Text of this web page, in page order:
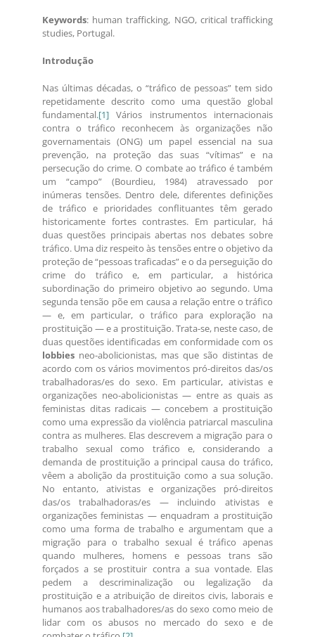
Keywords: human trafficking, NGO, critical trafficking
studies, Portugal.
Introdução
Nas últimas décadas, o “tráfico de pessoas” tem sido
repetidamente descrito como uma questão global
fundamental.[1] Vários instrumentos internacionais
contra o tráfico reconhecem às organizações não
governamentais (ONG) um papel essencial na sua
prevenção, na proteção das suas “vítimas” e na
persecução do crime. O combate ao tráfico é também
um “campo” (Bourdieu, 1984) atravessado por
inúmeras tensões. Dentro dele, diferentes definições
de tráfico e prioridades conflituantes têm gerado
historicamente fortes contrastes. Em particular, há
duas questões principais abertas nos debates sobre
tráfico. Uma diz respeito às tensões entre o objetivo da
proteção de “pessoas traficadas” e o da perseguição do
crime do tráfico e, em particular, a histórica
subordinação do primeiro objetivo ao segundo. Uma
segunda tensão põe em causa a relação entre o tráfico
— e, em particular, o tráfico para exploração na
prostituição — e a prostituição. Trata-se, neste caso, de
duas questões identificadas em conformidade com os
lobbies neo-abolicionistas, mas que são distintas de
acordo com os vários movimentos pró-direitos das/os
trabalhadoras/es do sexo. Em particular, ativistas e
organizações neo-abolicionistas — entre as quais as
feministas ditas radicais — concebem a prostituição
como uma expressão da violência patriarcal masculina
contra as mulheres. Elas descrevem a migração para o
trabalho sexual como tráfico e, considerando a
demanda de prostituição a principal causa do tráfico,
vêem a abolição da prostituição como a sua solução.
No entanto, ativistas e organizações pró-direitos
das/os trabalhadoras/es — incluindo ativistas e
organizações feministas — enquadram a prostituição
como uma forma de trabalho e argumentam que a
migração para o trabalho sexual é tráfico apenas
quando mulheres, homens e pessoas trans são
forçados a se prostituir contra a sua vontade. Elas
pedem a descriminalização ou legalização da
prostituição e a atribuição de direitos civis, laborais e
humanos aos trabalhadores/as do sexo como meio de
lidar com os abusos no mercado do sexo e de